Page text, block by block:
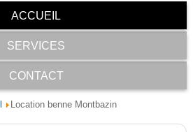
ACCUEIL
SERVICES
CONTACT
Location benne Montbazin